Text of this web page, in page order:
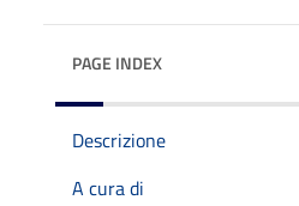
PAGE INDEX
Descrizione
A cura di